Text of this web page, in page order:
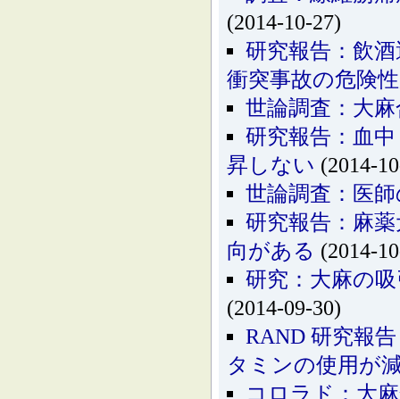
(2014-10-27)
研究報告：飲
衝突事故の危険
世論調査：大
研究報告：血
昇しない (2014-
世論調査：医
研究報告：麻
向がある (2014-
研究：大麻の
(2014-09-30)
RAND 研究報
タミンの使用が
コロラド：大